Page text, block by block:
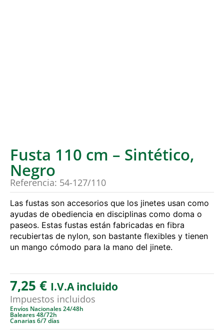
Fusta 110 cm – Sintético,
Negro
Referencia: 54-127/110
Las fustas son accesorios que los jinetes usan como
ayudas de obediencia en disciplinas como doma o
paseos. Estas fustas están fabricadas en fibra
recubiertas de nylon, son bastante flexibles y tienen
un mango cómodo para la mano del jinete.
7,25 € I.V.A incluido
Impuestos incluidos
Envíos Nacionales 24/48h
Baleares 48/72h
Canarias 6/7 días